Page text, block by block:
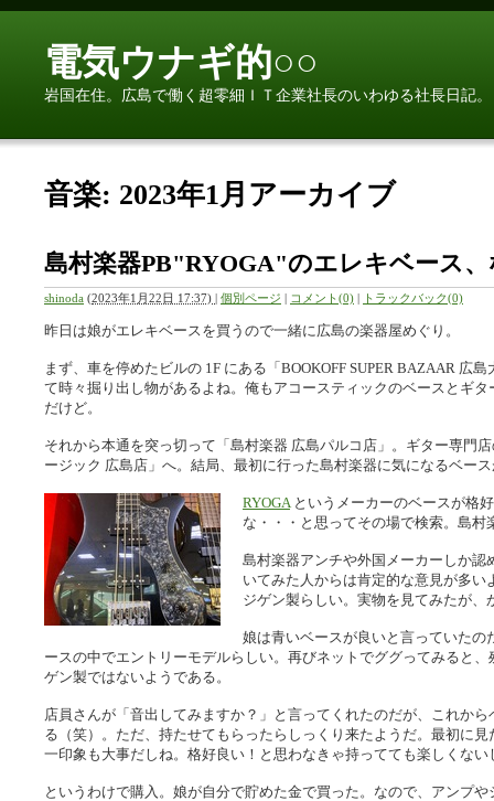
電気ウナギ的○○
岩国在住。広島で働く超零細ＩＴ企業社長のいわゆる社長日記。
音楽: 2023年1月アーカイブ
島村楽器PB"RYOGA"のエレキベース
shinoda (2023年1月22日 17:37) | 個別ページ | コメント(0) | トラックバック(0)
昨日は娘がエレキベースを買うので一緒に広島の楽器屋めぐり。
まず、車を停めたビルの 1F にある「BOOKOFF SUPER BAZAAR 広
て時々掘り出し物があるよね。俺もアコースティックのベースとギ
だけど。
それから本通を突っ切って「島村楽器 広島パルコ店」。ギター専門
ージック 広島店」へ。結局、最初に行った島村楽器に気になるベー
RYOGA というメーカーのベースが格
な・・・と思ってその場で検索。島
島村楽器アンチや外国メーカーしか
いてみた人からは肯定的な意見が多
ジゲン製らしい。実物を見てみたが、
娘は青いベースが良いと言っていたの
ースの中でエントリーモデルらしい。再びネットでググってみると
ゲン製ではないようである。
店員さんが「音出してみますか？」と言ってくれたのだが、これか
る（笑）。ただ、持たせてもらったらしっくり来たようだ。最初に
一印象も大事だしね。格好良い！と思わなきゃ持ってても楽しくない
というわけで購入。娘が自分で貯めた金で買った。なので、アンプ